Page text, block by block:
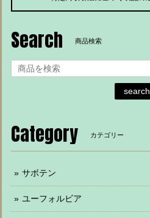
Search 商品検索
search
Category カテゴリー
サボテン
ユーフォルビア